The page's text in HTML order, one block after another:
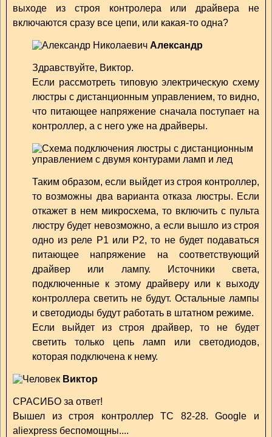
выходе из строя контролера или драйвера не
включаются сразу все цепи, или какая-то одна?
Александр
Здравствуйте, Виктор.
Если рассмотреть типовую электрическую схему
люстры с дистанционным управлением, то видно,
что питающее напряжение сначала поступает на
контроллер, а с него уже на драйверы.
Таким образом, если выйдет из строя контроллер,
то возможны два варианта отказа люстры. Если
откажет в нем микросхема, то включить с пульта
люстру будет невозможно, а если вышло из строя
одно из реле Р1 или Р2, то не будет подаваться
питающее напряжение на соответствующий
драйвер или лампу. Источники света,
подключенные к этому драйверу или к выходу
контроллера светить не будут. Остальные лампы
и светодиоды будут работать в штатном режиме.
Если выйдет из строя драйвер, то не будет
светить только цепь ламп или светодиодов,
которая подключена к нему.
Виктор
СРАСИБО за ответ!
Вышел из строя контроллер TC 82-28. Google и
aliexpress беспомощны....